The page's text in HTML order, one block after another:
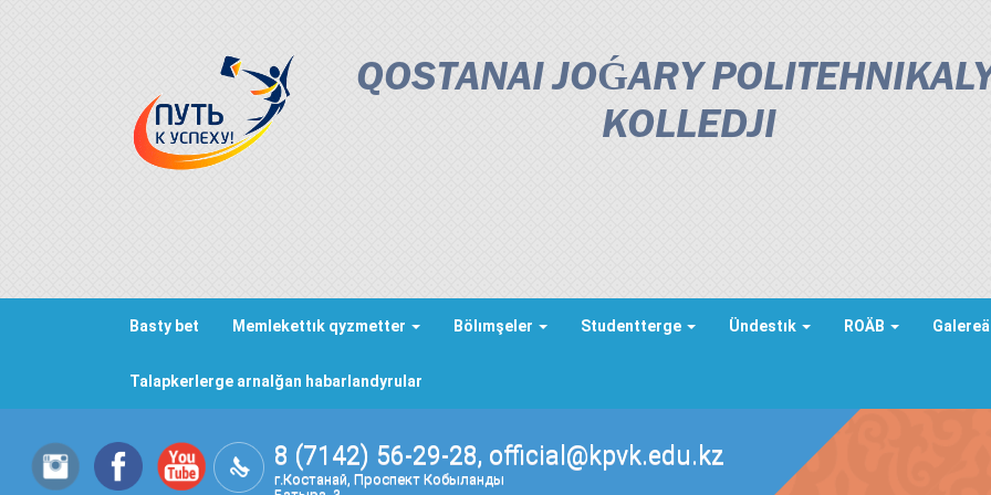
QOSTANAI JOǴARY
KOLLEDJІ
Basty bet Memlekettık qyzmetter Bölımşeler Studentterge Ündestık ROÄB Galereä
Talapkerlerge arnalğan habarlandyrular
8 (7142) 56-29-28, official@kpvk.edu.kz
г.Костанай, Проспект Кобыланды